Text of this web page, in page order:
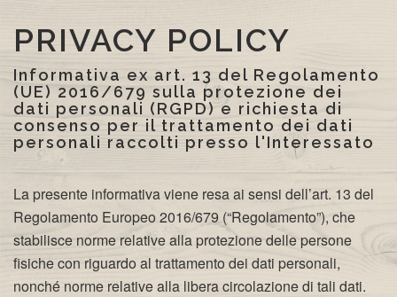
PRIVACY POLICY
Informativa ex art. 13 del Regolamento
(UE) 2016/679 sulla protezione dei
dati personali (RGPD) e richiesta di
consenso per il trattamento dei dati
personali raccolti presso l'Interessato
La presente informativa viene resa ai sensi dell’art. 13 del
Regolamento Europeo 2016/679 (“Regolamento”), che
stabilisce norme relative alla protezione delle persone
fisiche con riguardo al trattamento dei dati personali,
nonché norme relative alla libera circolazione di tali dati.